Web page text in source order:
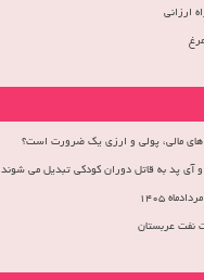
ارزانی
مالی، پولی و ارزی یک ضرورت است؟
و آی پد به قاتل دوران کودکی تبدیل می شوند
نفت عربستان